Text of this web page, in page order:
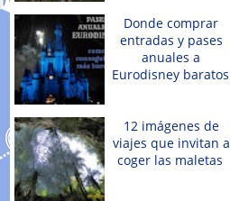
Donde comprar
entradas y pases
anuales a
Eurodisney baratos
12 imágenes de
viajes que invitan a
coger las maletas